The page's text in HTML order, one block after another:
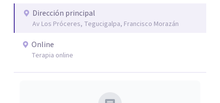
Dirección principal
Av Los Próceres, Tegucigalpa, Francisco Morazán
Online
Terapia online